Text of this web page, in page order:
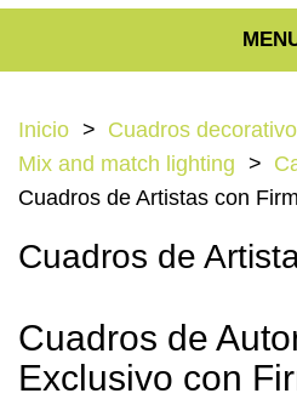
Inicio
Cuadros
Mix and match lighting
Cuadros de Artistas con
Cuadros de
Cuadros de
Exclusivo con